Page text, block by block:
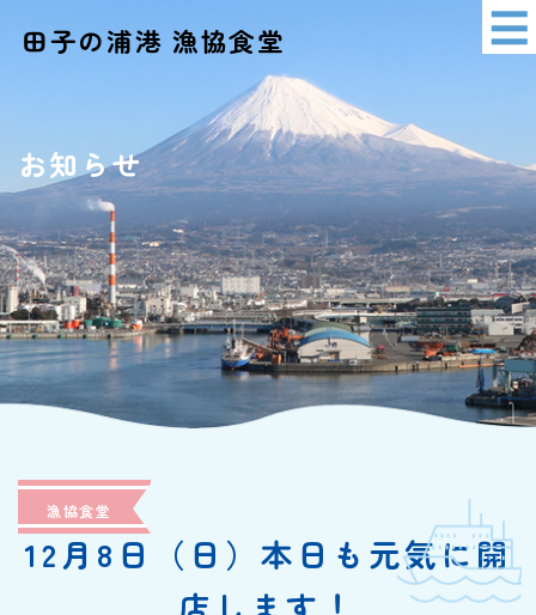
田子の浦港 漁協食堂
お知らせ
イベント情報
アクセス
ショッピング
漁協食堂
12月8日（日）本日も元気に開